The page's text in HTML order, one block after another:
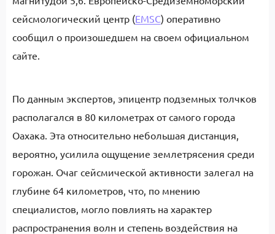
сейсмологический центр (EMSC) оперативно
сообщил о произошедшем на своем официальном
сайте.
По данным экспертов, эпицентр подземных толчков
располагался в 80 километрах от самого города
Оахака. Эта относительно небольшая дистанция,
вероятно, усилила ощущение землетрясения среди
горожан. Очаг сейсмической активности залегал на
глубине 64 километров, что, по мнению
специалистов, могло повлиять на характер
распространения волн и степень воздействия на